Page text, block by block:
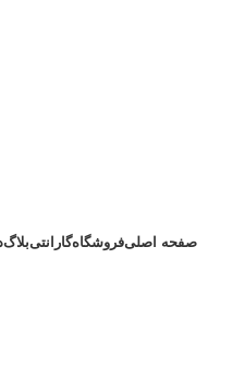
صفحه اصلیفروشگاهگارانتیبلاگ